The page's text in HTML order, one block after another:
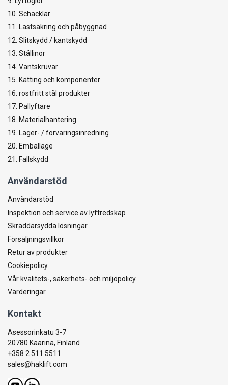
10. Schacklar
11. Lastsäkring och påbyggnad
12. Slitskydd / kantskydd
13. Stållinor
14. Vantskruvar
15. Kätting och komponenter
16. rostfritt stål produkter
17. Pallyftare
18. Materialhantering
19. Lager- / förvaringsinredning
20. Emballage
21. Fallskydd
Användarstöd
Användarstöd
Inspektion och service av lyftredskap
Skräddarsydda lösningar
Försäljningsvillkor
Retur av produkter
Cookiepolicy
Vår kvalitets-, säkerhets- och miljöpolicy
Värderingar
Kontakt
Asessorinkatu 3-7
20780 Kaarina, Finland
+358 2 511 5511
sales@haklift.com